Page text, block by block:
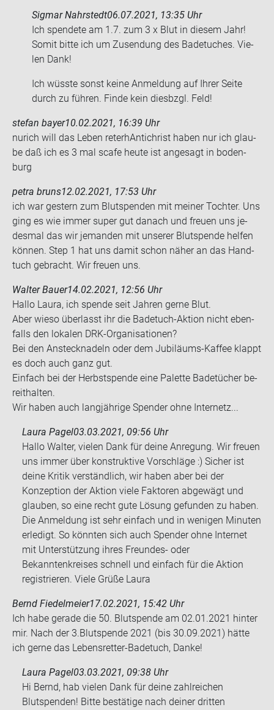
Sigmar Nahrstedt06.07.2021, 13:35 Uhr
Ich spen­de­te am 1.7. zum 3 x Blut in die­sem Jahr!
Somit bitte ich um Zu­sen­dung des Ba­de­tu­ches. Vie­
len Dank!
Ich wüss­te sonst keine An­mel­dung auf Ihrer Seite
durch zu füh­ren. Finde kein dies­bzgl. Feld!
stefan bayer10.02.2021, 16:39 Uhr
nurich will das Leben re­ter­hAn­ti­christ haben nur ich glau­
be daß ich es 3 mal scafe heute ist an­ge­sagt in bo­den­
burg
petra bruns12.02.2021, 17:53 Uhr
ich war ges­tern zum Blut­spen­den mit mei­ner Toch­ter. Uns
ging es wie immer super gut da­nach und freu­en uns je­
des­mal das wir je­man­den mit un­se­rer Blut­spen­de hel­fen
kön­nen. Step 1 hat uns damit schon näher an das Hand­
tuch ge­bracht. Wir freu­en uns.
Walter Bauer14.02.2021, 12:56 Uhr
Hallo Laura, ich spen­de seit Jah­ren gerne Blut.
Aber wieso über­lasst ihr die Badetuch-​Aktion nicht eben­
falls den lo­ka­len DRK-​Organisationen?
Bei den An­steck­na­deln oder dem Jubiläums-​Kaffee klappt
es doch auch ganz gut.
Ein­fach bei der Herbst­spen­de eine Pa­let­te Ba­de­tü­cher be­
reit­hal­ten.
Wir haben auch lang­jäh­ri­ge Spen­der ohne In­ter­netz...
Laura Pagel03.03.2021, 09:56 Uhr
Hallo Walter, vielen Dank für deine Anregung. Wir freuen
uns immer über konstruktive Vorschläge :) Sicher ist
deine Kritik verständlich, wir haben aber bei der
Konzeption der Aktion viele Faktoren abgewägt und
glauben, so eine recht gute Lösung gefunden zu haben.
Die Anmeldung ist sehr einfach und in wenigen Minuten
erledigt. So könnten sich auch Spender ohne Internet
mit Unterstützung ihres Freundes- oder
Bekanntenkreises schnell und einfach für die Aktion
registrieren. Viele Grüße Laura
Bernd Fiedelmeier17.02.2021, 15:42 Uhr
Ich habe ge­ra­de die 50. Blut­spen­de am 02.01.2021 hin­ter
mir. Nach der 3.Blut­spen­de 2021 (bis 30.09.2021) hätte
ich gerne das Lebensretter-​Badetuch, Danke!
Laura Pagel03.03.2021, 09:38 Uhr
Hi Bernd, hab vielen Dank für deine zahlreichen
Blutspenden! Bitte bestätige nach deiner dritten